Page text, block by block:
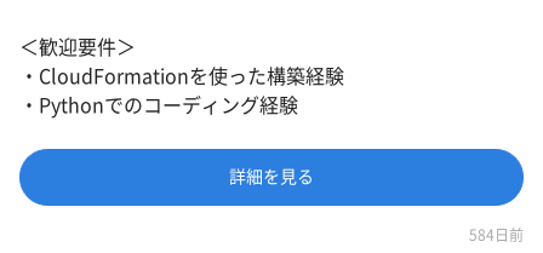
＜歓迎要件＞
・CloudFormationを使った構築経験
・Pythonでのコーディング経験
詳細を見る
584日前